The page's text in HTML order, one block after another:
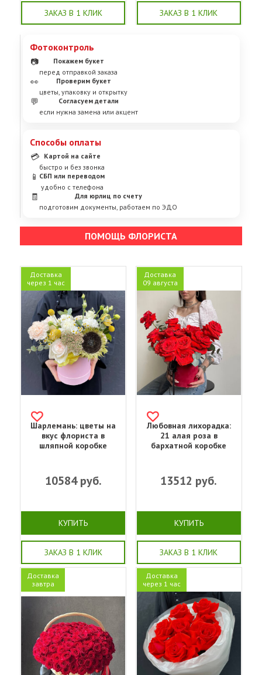
ЗАКАЗ В 1 КЛИК ЗАКАЗ В 1 КЛИК
Фотоконтроль
📷
Покажем букет
перед отправкой заказа
👀
Проверим букет
цветы, упаковку и открытку
💬
Согласуем детали
если нужна замена или акцент
Способы оплаты
💳
Картой на сайте
быстро и без звонка
📱 СБП или переводом
удобно с телефона
🧾
Для юрлиц по счету
подготовим документы, работаем по ЭДО
ПОМОЩЬ ФЛОРИСТА
Доставка
через 1 час
Шарлемань: цветы на
вкус флориста в
шляпной коробке
10584руб.
КУПИТЬ
ЗАКАЗ В 1 КЛИК
Доставка
09 августа
Любовная лихорадка:
21 алая роза в
бархатной коробке
13512 руб.
КУПИТЬ
ЗАКАЗ В 1 КЛИК
Доставка
завтра
Доставка
через 1 час